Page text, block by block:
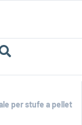
per stufe a pellet